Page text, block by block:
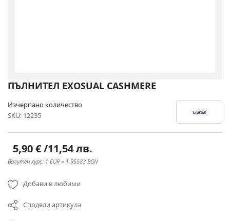
Преминете
началото
на
със
снимки
ПЪЛНИТЕЛ EXOSUAL CASHMERE
Изчерпано количество
SKU 12235
5,90 €/11,54 лв.
Валутен курс: 1 EUR = 1.95583 BGN
Добави в любими
Сподели артикула